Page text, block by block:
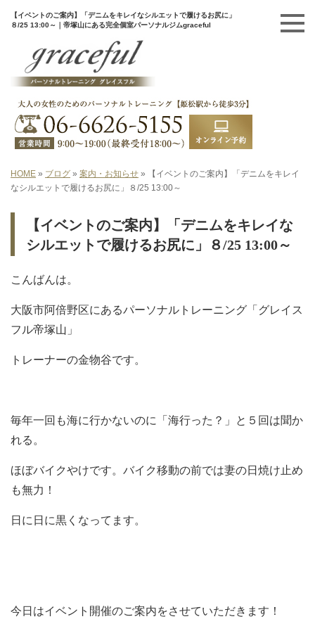
【イベントのご案内】「デニムをキレイなシルエットで履けるお尻に」
８/25 13:00～｜帝塚山にある完全個室パーソナルジムgraceful
HOME » ブログ » 案内・お知らせ »
【イベントのご案内】「デニムをキレイ
なシルエットで履けるお尻に」８/25 13:00～
【イベントのご案内】「デニムをキレイな
シルエットで履けるお尻に」８/25 13:00～
こんばんは。
大阪市阿倍野区にあるパーソナルトレーニング「グレイス
フル帝塚山」
トレーナーの金物谷です。
毎年一回も海に行かないのに「海行った？」と５回は聞か
れる。
ほぼバイクやけです。バイク移動の前では妻の日焼け止め
も無力！
日に日に黒くなってます。
今日はイベント開催のご案内をさせていただきます！